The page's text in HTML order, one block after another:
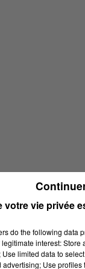
votre vie privée
do the following data
interest: Store
limited data to
Use profiles